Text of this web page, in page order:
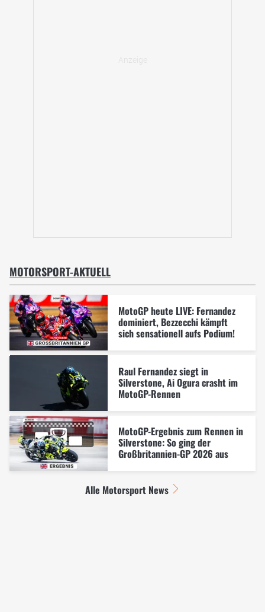
MOTORSPORT-AKTUELL
MotoGP heute LIVE: Fernandez
dominiert, Bezzecchi kämpft
sich sensationell aufs Podium!
Raul Fernandez siegt in
Silverstone, Ai Ogura crasht im
MotoGP-Rennen
MotoGP-Ergebnis zum Rennen in
Silverstone: So ging der
Großbritannien-GP 2026 aus
Alle Motorsport News